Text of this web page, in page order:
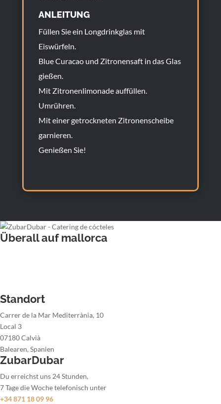
ANLEITUNG
Füllen Sie ein Longdrinkglas mit
Eiswürfeln.
Blue Curacao und Zitronensaft in das Glas
gießen.
Mit Zitronenlimonade auffüllen.
Umrühren.
Mit einer getrockneten Zitronenscheibe
garnieren.
Genießen Sie!
Überall auf mallorca
Standort
Carrer de la Mar Mediterrània, 10
Local 3
07180 Calvià
Balearen, Spanien
ZubarDubar
Du erreichst uns 24 Stunden,
7 Tage die Woche telefonisch unter
+34 871 18 09 96